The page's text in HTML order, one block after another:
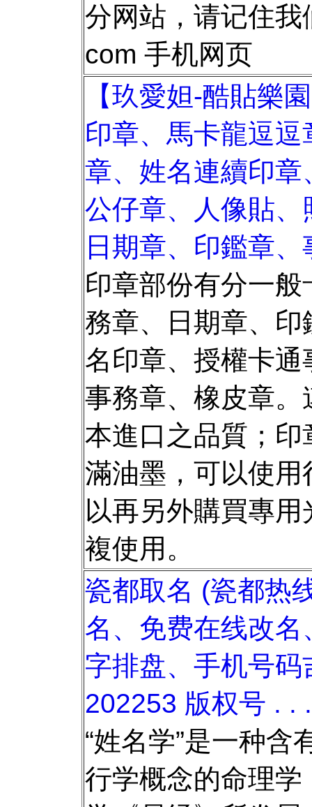
分网站，请记住
com 手机网页
【玖愛妲-酷貼樂
印章、馬卡龍逗
章、姓名連續印
公仔章、人像貼
日期章、印鑑章、
印章部份有分一
務章、日期章、
名印章、授權卡
事務章、橡皮章
本進口之品質；
滿油墨，可以使
以再另外購買專
複使用。
瓷都取名 (瓷都热
名、免费在线改
字排盘、手机号
202253 版权号 . .
“姓名学”是一种含
行学概念的命理